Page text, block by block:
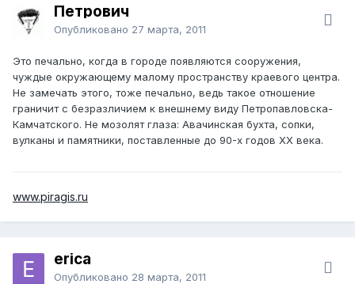
Петрович
Опубликовано 27 марта, 2011
Это печально, когда в городе появляются сооружения,
чуждые окружающему малому пространству краевого центра.
Не замечать этого, тоже печально, ведь такое отношение
граничит с безразличием к внешнему виду Петропавловска-
Камчатского. Не мозолят глаза: Авачинская бухта, сопки,
вулканы и памятники, поставленные до 90-х годов ХХ века.
www.piragis.ru
erica
Опубликовано 28 марта, 2011